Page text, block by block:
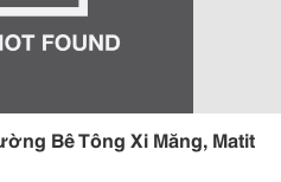
Bê Tông Xi Măng, Matit